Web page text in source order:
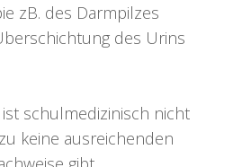
zB. des Darmpilzes
des Urins
schulmedizinisch nicht
keine ausreichenden